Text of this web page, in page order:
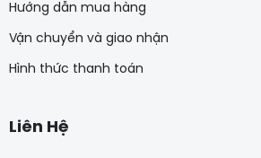
Hướng dẫn mua hàng
Vận chuyển và giao nhận
Hình thức thanh toán
Liên Hệ